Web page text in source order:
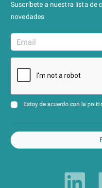
Suscríbete a nuestra lista de
novedades
Estoy de acuerdo con la